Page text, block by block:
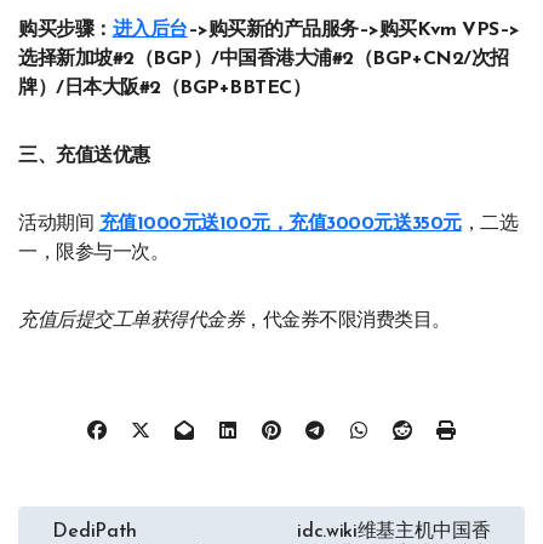
购买步骤： 进入后台–>购买新的产品服务–>购买Kvm VPS–>
选择新加坡#2（BGP）/中国香港大浦#2（BGP+CN2/次招
牌）/日本大阪#2（BGP+BBTEC）
三、充值送优惠
活动期间 充值1000元送100元，充值3000元送350元，二选
一，限参与一次。
充值后提交工单获得代金券，代金券不限消费类目。
DediPath
idc.wiki维基主机中国香